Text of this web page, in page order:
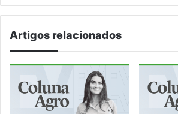
R$
74,5
prêmios
Artigos relacionados